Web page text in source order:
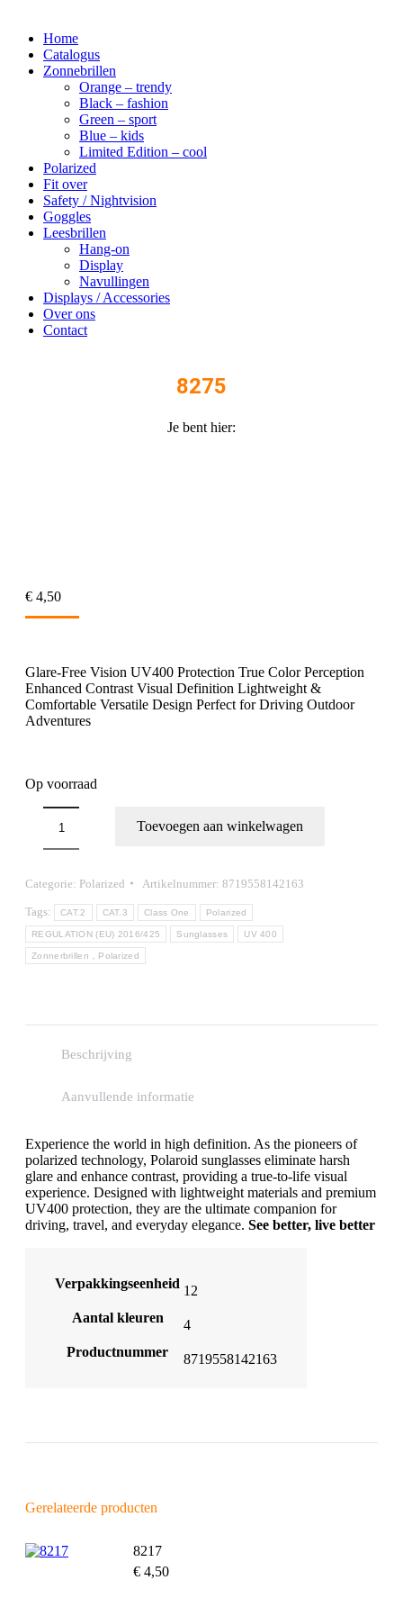
content
Home
Catalogus
Zonnebrillen
Orange – trendy
Black – fashion
Green – sport
Blue – kids
Limited Edition – cool
Polarized
Fit over
Safety / Nightvision
Goggles
Leesbrillen
Hang-on
Display
Navullingen
Displays / Accessories
Over ons
Contact
8275
Je bent hier:
€ 4,50
Glare-Free Vision UV400 Protection True Color Perception
Enhanced Contrast Visual Definition Lightweight &
Comfortable Versatile Design Perfect for Driving Outdoor
Adventures
Op voorraad
8275
Toevoegen aan winkelwagen
Categorie: Polarized Artikelnummer: 8719558142163
Tags: CAT.2 CAT.3 Class One Polarized
REGULATION (EU) 2016/425 Sunglasses UV 400
Zonnerbrillen，Polarized
Beschrijving
Aanvullende informatie
Experience the world in high definition. As the pioneers of
polarized technology, Polaroid sunglasses eliminate harsh
glare and enhance contrast, providing a true-to-life visual
experience. Designed with lightweight materials and premium
UV400 protection, they are the ultimate companion for
driving, travel, and everyday elegance. See better, live better
Verpakkingseenheid 12
Aantal kleuren
4
Productnummer
8719558142163
Gerelateerde producten
8217
€ 4,50